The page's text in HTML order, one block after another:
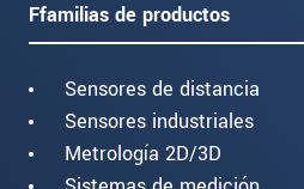
Ffamilias de productos
Sensores de distancia
Sensores industriales
Metrología 2D/3D